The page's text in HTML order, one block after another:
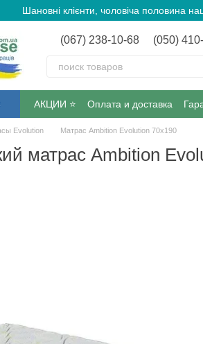
Шановні клієнти, чоловіча половина
(067) 238-10-68 (050)
АКЦИИ ⭐️ Оплата и доставка
Evolution Матрас Ambition Evolution 70х190
матрас Ambition